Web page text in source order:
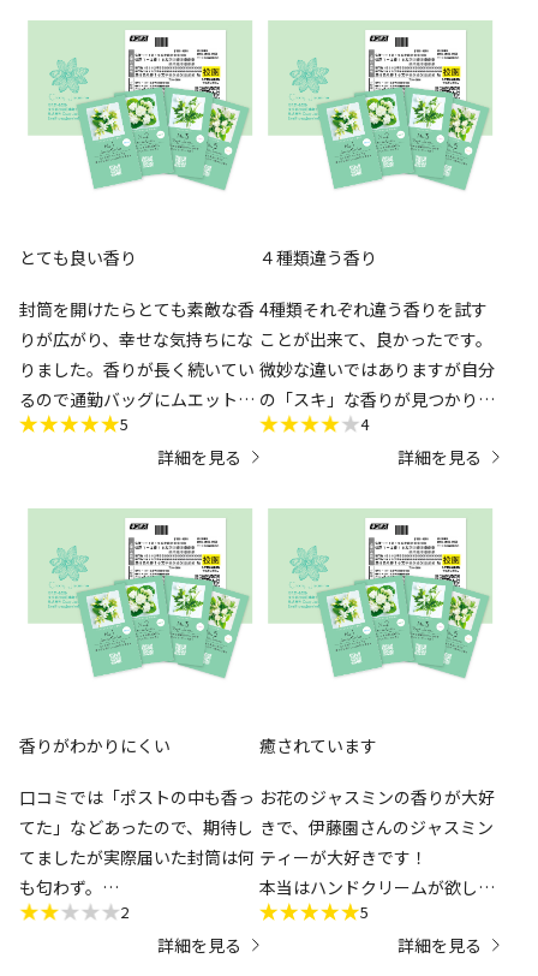
く購入して飲んでるようで、ム
エットを何回も嗅いではいい匂
いだと言い、どれ買うの？早く
買って！と言われました。
どれも捨てがたく、全部買うと
なると懐が…
とても良い香り
封筒を開けたらとても素敵な香
りが広がり、幸せな気持ちにな
りました。香りが長く続いてい
るので通勤バッグにムエットを
忍ばせています。４つの中でも
お気に入りが見つかりました♪
5
詳細を見る
４種類違う香り
4種類それぞれ違う香りを試す
ことが出来て、良かったです。
微妙な違いではありますが自分
の「スキ」な香りが見つかりま
す。逆に同じようだけどこんな
に違うものなのか、と感動しま
ットしたいと思います。
4
詳細を見る
香りがわかりにくい
口コミでは「ポストの中も香っ
てた」などあったので、期待し
てましたが実際届いた封筒は何
も匂わず。
それは良しとして、肝心の中身
は、密封されてる訳ではないの
2
詳細を見る
癒されています
​お花のジャスミンの香りが大好
きで、伊藤園さんのジャスミン
ティーが大好きです！
本当はハンドクリームが欲しか
ったのですが、在庫が無かった
ため、まずは香りを楽しもうと
5
詳細を見る